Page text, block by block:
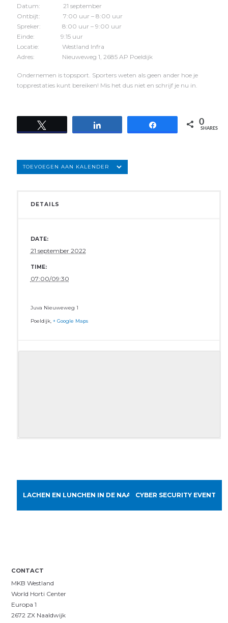
Datum: 21 september
Ontbijt: 7:00 uur – 8:00 uur
Spreker: 8:00 uur – 9:00 uur
Einde: 9:15 uur
Locatie: Westland Infra
Adres: Nieuweweg 1, 2685 AP Poeldijk
Ondernemen is topsport. Sporters weten als geen ander hoe je
topprestaties kunt bereiken! Mis het dus niet en schrijf je nu in.
0
SHARES
TOEVOEGEN AAN KALENDER
DETAILS
DATE:
21 september 2022
TIME:
07:00/09:30
Juva Nieuweweg 1
Poeldijk, + Google Maps
LACHEN EN LUNCHEN IN DE NAALDCYBER SECURITY EVENT
CONTACT
MKB Westland
World Horti Center
Europa 1
2672 ZX Naaldwijk